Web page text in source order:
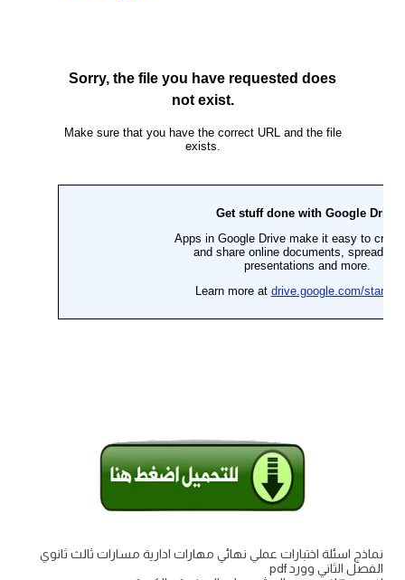
نماذج اسئلة اختبارات عملي نهائي مهارات ادارية مسارات ثالث ثانوي
الفصل الثاني وورد pdf